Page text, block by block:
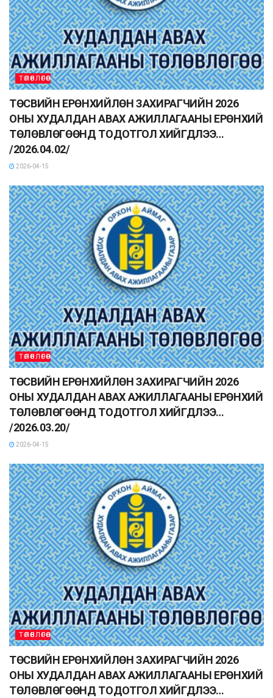
ТӨЛӨВЛӨГӨӨ
ТӨСВИЙН ЕРӨНХИЙЛӨН ЗАХИРАГЧИЙН 2026
ОНЫ ХУДАЛДАН АВАХ АЖИЛЛАГААНЫ ЕРӨНХИЙ
ТӨЛӨВЛӨГӨӨНД ТОДОТГОЛ ХИЙГДЛЭЭ…
/2026.04.02/
2026-04-15
ТӨЛӨВЛӨГӨӨ
ТӨСВИЙН ЕРӨНХИЙЛӨН ЗАХИРАГЧИЙН 2026
ОНЫ ХУДАЛДАН АВАХ АЖИЛЛАГААНЫ ЕРӨНХИЙ
ТӨЛӨВЛӨГӨӨНД ТОДОТГОЛ ХИЙГДЛЭЭ…
/2026.03.20/
2026-04-15
ТӨЛӨВЛӨГӨӨ
ТӨСВИЙН ЕРӨНХИЙЛӨН ЗАХИРАГЧИЙН 2026
ОНЫ ХУДАЛДАН АВАХ АЖИЛЛАГААНЫ ЕРӨНХИЙ
ТӨЛӨВЛӨГӨӨНД ТОДОТГОЛ ХИЙГДЛЭЭ…